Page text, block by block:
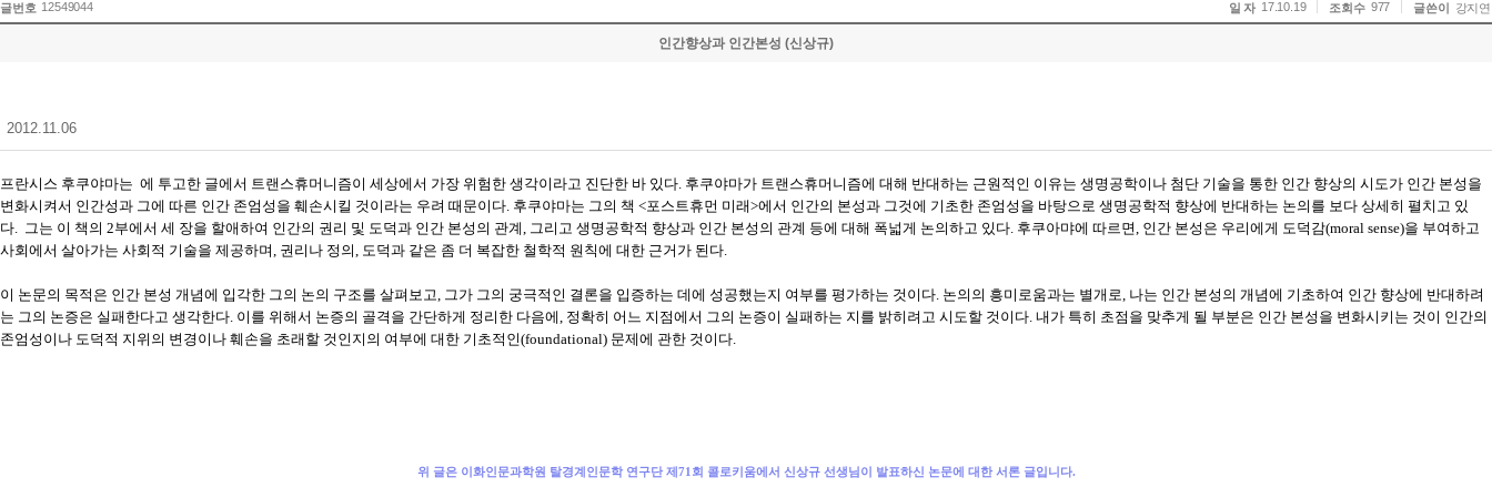
글번호 12549044 일 자 17.10.19 조회수 977 글쓴이 강지연
인간향상과 인간본성 (신상규)
2012.11.06
프란시스 후쿠야마는 에 투고한 글에서 트랜스휴머니즘이 세상에서 가장 위험한 생각이라고 진단한 바 있다. 후쿠야마가 트랜스휴머니즘에 대해 반대하는 근원적인 이유는 생명공학이나 첨단 기술을 통한 인간 향상의 시도가 인간 본성을
변화시켜서 인간성과 그에 따른 인간 존엄성을 훼손시킬 것이라는 우려 때문이다. 후쿠야마는 그의 책 <포스트휴먼 미래>에서 인간의 본성과 그것에 기초한 존엄성을 바탕으로 생명공학적 향상에 반대하는 논의를 보다 상세히 펼치고 있
다. 그는 이 책의 2부에서 세 장을 할애하여 인간의 권리 및 도덕과 인간 본성의 관계, 그리고 생명공학적 향상과 인간 본성의 관계 등에 대해 폭넓게 논의하고 있다. 후쿠아먀에 따르면, 인간 본성은 우리에게 도덕감(moral sense)을 부여하고
사회에서 살아가는 사회적 기술을 제공하며, 권리나 정의, 도덕과 같은 좀 더 복잡한 철학적 원칙에 대한 근거가 된다.
이 논문의 목적은 인간 본성 개념에 입각한 그의 논의 구조를 살펴보고, 그가 그의 궁극적인 결론을 입증하는 데에 성공했는지 여부를 평가하는 것이다. 논의의 흥미로움과는 별개로, 나는 인간 본성의 개념에 기초하여 인간 향상에 반대하려
는 그의 논증은 실패한다고 생각한다. 이를 위해서 논증의 골격을 간단하게 정리한 다음에, 정확히 어느 지점에서 그의 논증이 실패하는 지를 밝히려고 시도할 것이다. 내가 특히 초점을 맞추게 될 부분은 인간 본성을 변화시키는 것이 인간의
존엄성이나 도덕적 지위의 변경이나 훼손을 초래할 것인지의 여부에 대한 기초적인(foundational) 문제에 관한 것이다.
위 글은 이화인문과학원 탈경계인문학 연구단 제71회 콜로키움에서 신상규 선생님이 발표하신 논문에 대한 서론 글입니다.